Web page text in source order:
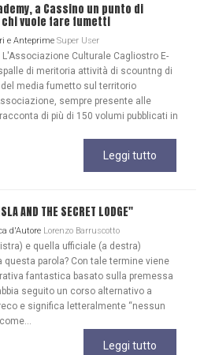
a Cassino un punto di
vuole fare fumetti
e Anteprime Super User
Culturale Cagliostro E-
di meritoria attività di scountng di
media fumetto sul territorio
sempre presente alle
di più di 150 volumi pubblicati in
Leggi tutto
AND THE SECRET LODGE"
d'Autore Lorenzo Barruscotto
e quella ufficiale (a destra)
questa parola? Con tale termine viene
fantastica basato sulla premessa
seguito un corso alternativo a
e significa letteralmente “nessun
Leggi tutto